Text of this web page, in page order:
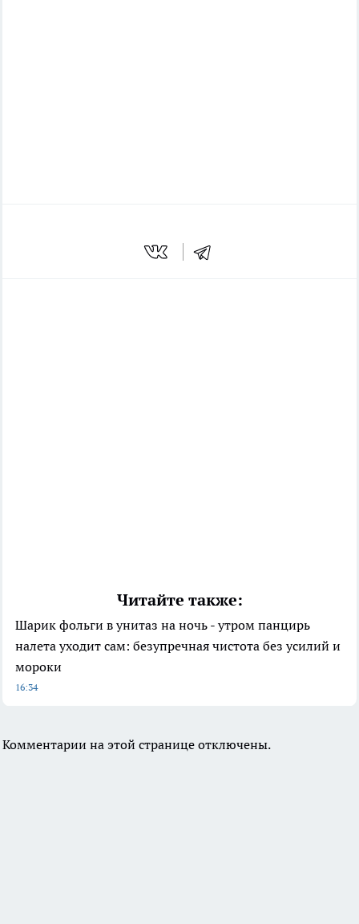
Читайте также:
Шарик фольги в унитаз на ночь - утром панцирь
налета уходит сам: безупречная чистота без усилий и
мороки
16:34
Комментарии на этой странице отключены.